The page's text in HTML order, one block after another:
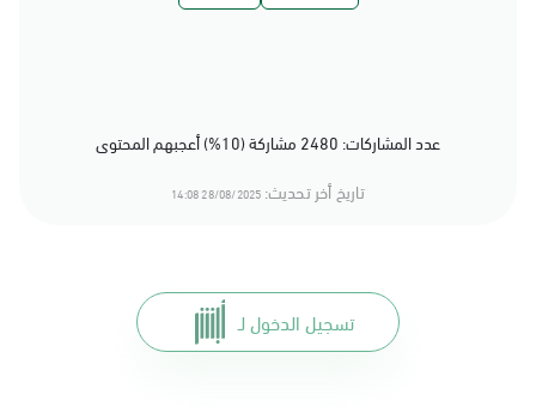
عدد المشاركات: 2480 مشاركة (10%) أعجبهم المحتوى
تاريخ أخر تحديث: 28/08/2025 14:08
تسجيل الدخول لـ